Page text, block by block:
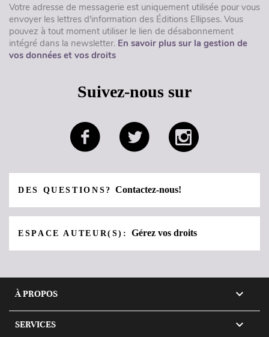
Votre adresse de messagerie est uniquement utilisée pour vous
envoyer les lettres d'information des Éditions Ellipses. Vous
pouvez à tout moment utiliser le lien de désabonnement
intégré dans la newsletter. En savoir plus sur la gestion de
vos données et vos droits
Suivez-nous sur
DES QUESTIONS?Contactez-nous!
ESPACE AUTEUR(S):Gérez vos droits
À PROPOS 
SERVICES 